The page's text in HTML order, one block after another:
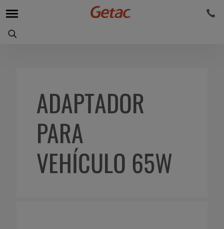
ADAPTADOR
PARA
VEHÍCULO 65W